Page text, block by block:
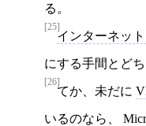
る。
[25]
インターネッ
にする手間とど
[26]
てか、未だに
いるのなら、